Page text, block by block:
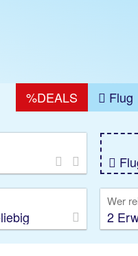
%DEALS Flug
Wer
2